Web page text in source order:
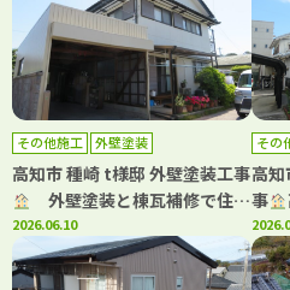
その他施工 外壁塗装
高知市 種崎 t様邸 外壁塗装工事
外壁塗装と棟瓦補修で住ま
いを長寿命化！
2026.06.10
その
高
事
アー
うな